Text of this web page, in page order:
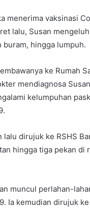
menerima vaksinasi
lalu, Susan
buram, hingga lumpuh.
ke Rumah
mendiagnosa
kelumpuhan
lalu dirujuk ke RSHS
hingga tiga pekan di
muncul perlahan-
Ia kemudian dirujuk